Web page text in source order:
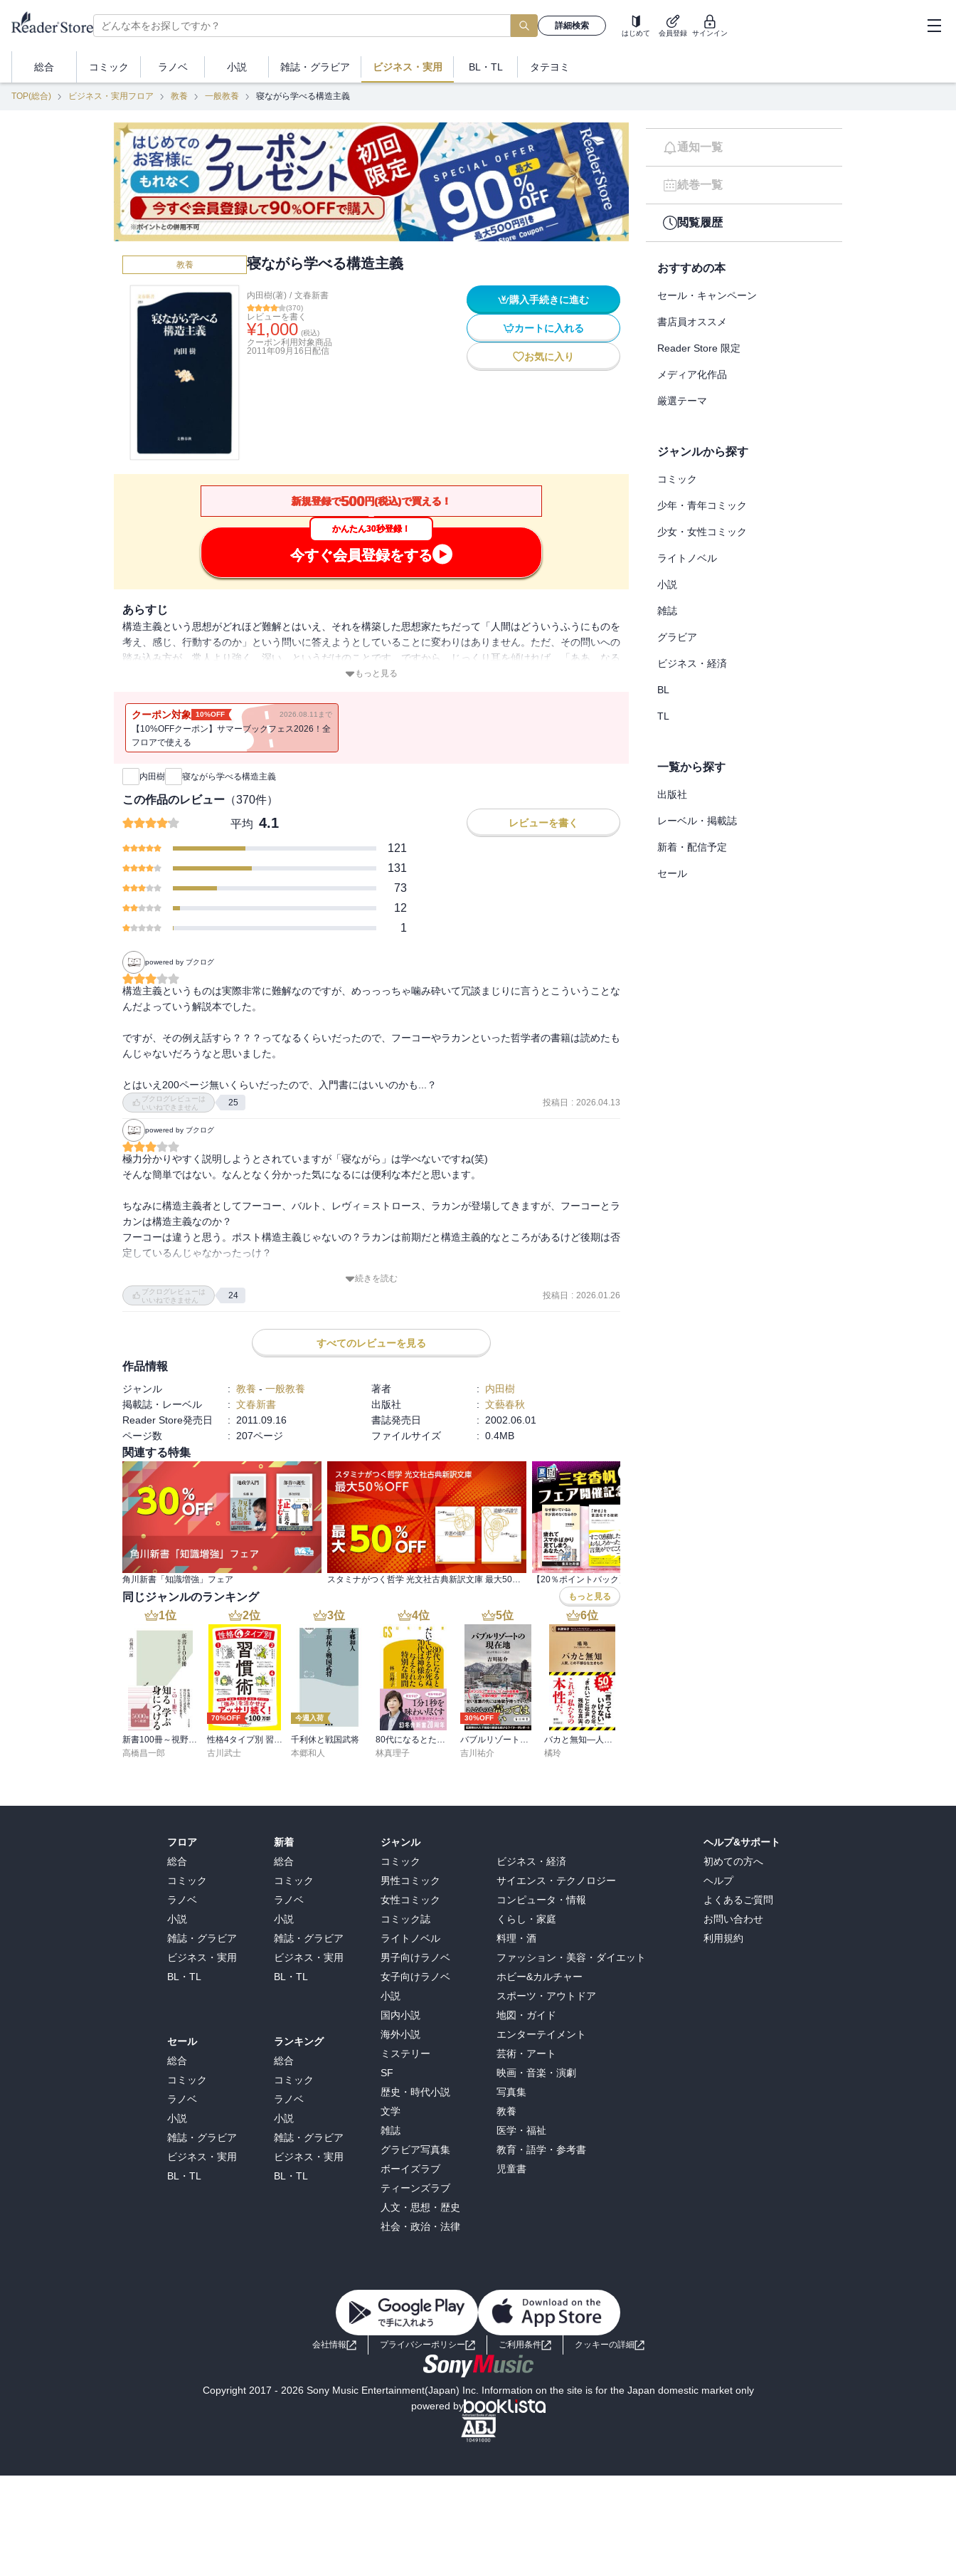
詳細検索
はじめて 会員登録 サインイン
総合 コミック ラノベ 小説 雑誌・ グラビア ビジネス ・実用 BL・TL タテヨミ
TOP(総合) ビジネス・実用フロア 教養 一般教養 寝ながら学べる構造主義
教養 寝ながら学べる構造主義
内田樹(著) / 文春新書
(370)
レビューを書く
¥1,000 (税込)
クーポン利用対象商品
2011年09月16日 配信
購入手続きに進む
カートに入れる
お気に入り
新規登録で500円(税込)で買える！
かんたん30秒登録！
今すぐ会員登録をする
あらすじ
構造主義という思想がどれほど難解とはいえ、それを構築した思想家たちだって「人間はどういうふうにものを
考え、感じ、行動するのか」という問いに答えようとしていることに変わりはありません。ただ、その問いへの
踏み込み方が、常人より強く、深い、というだけのことです。ですから、じっくり耳を傾ければ、「ああ、なる
ほどなるほど、そういうことって、たしかにあるよね」と得心がゆくはずなのです。（「まえがき」より）
もっと見る
クーポン対象 10%OFF 2026.08.11まで
【10%OFFクーポン】サマーブックフェス2026！全
フロアで使える
新刊通知
内田樹 寝ながら学べる構造主義
この作品のレビュー （370件）
平均 4.1 レビューを書く
121
131
73
12
1
powered by ブクログ
構造主義というものは実際非常に難解なのですが、めっっっちゃ噛み砕いて冗談まじりに言うとこういうことな
んだよっていう解説本でした。
ですが、その例え話すら？？？ってなるくらいだったので、フーコーやラカンといった哲学者の書籍は読めたも
んじゃないだろうなと思いました。
とはいえ200ページ無いくらいだったので、入門書にはいいのかも...？
ブクログレビューは
いいねできません
25 投稿日 : 2026.04.13
powered by ブクログ
極力分かりやすく説明しようとされていますが「寝ながら」は学べないですね(笑)
そんな簡単ではない。なんとなく分かった気になるには便利な本だと思います。
ちなみに構造主義者としてフーコー、バルト、レヴィ＝ストロース、ラカンが登場してきますが、フーコーとラ
カンは構造主義なのか？
フーコーは違うと思う。ポスト構造主義じゃないの？ラカンは前期だと構造主義的なところがあるけど後期は否
定しているんじゃなかったっけ？
ちょっとこの本ではフーコーの部分が特に分かりにくかったし私自身ほとんど理解出来ていないので別の本で改
めて勉強しようと思います。
続きを読む
ブクログレビューは
いいねできません
24 投稿日 : 2026.01.26
すべてのレビューを見る
作品情報
ジャンル : 教養 - 一般教養 著者 :
内田樹
掲載誌・レーベル
: 文春新書 出版社 : 文藝春秋
Reader Store発売日
: 2011.09.16 書誌発売日 :
2002.06.01
ページ数
: 207ページ ファイルサイズ : 0.4MB
関連する特集
角川新書「知識増強」フェア スタミナがつく哲学 光文社古典新訳文庫 最大50％OFF
同じジャンルのランキング もっと見る
1位
新書100冊～視野を広げる読書～
高橋昌一郎
2位
70%OFF
性格4タイプ別 習慣術
古川武士
3位
今週入荷
千利休と戦国武将
本郷和人
4位
80代になるとたいていボケるか死ぬ。70代は神様から与えられた特別な時間
林真理子
5位
30%OFF
バブルリゾートの現在地 区分所有という迷宮
吉川祐介
6位
バカと無知―人間、この不都合な生きもの―（新潮新書）
橘玲
通知一覧
続巻一覧
閲覧履歴
おすすめの本
セール・キャンペーン
書店員オススメ
Reader Store 限定
メディア化作品
厳選テーマ
ジャンルから探す
コミック
少年・青年コミック
少女・女性コミック
ライトノベル
小説
雑誌
グラビア
ビジネス・経済
BL
TL
一覧から探す
出版社
レーベル・掲載誌
新着・配信予定
セール
フロア
総合
コミック
ラノベ
小説
雑誌・グラビア
ビジネス・実用
BL・TL
セール
総合
コミック
ラノベ
小説
雑誌・グラビア
ビジネス・実用
BL・TL
新着
総合
コミック
ラノベ
小説
雑誌・グラビア
ビジネス・実用
BL・TL
ランキング
総合
コミック
ラノベ
小説
雑誌・グラビア
ビジネス・実用
BL・TL
ジャンル
コミック
男性コミック
女性コミック
コミック誌
ライトノベル
男子向けラノベ
女子向けラノベ
小説
国内小説
海外小説
ミステリー
SF
歴史・時代小説
文学
雑誌
グラビア写真集
ボーイズラブ
ティーンズラブ
人文・思想・歴史
社会・政治・法律
ビジネス・経済
サイエンス・テクノロジー
コンピュータ・情報
くらし・家庭
料理・酒
ファッション・美容・ダイエット
ホビー&カルチャー
スポーツ・アウトドア
地図・ガイド
エンターテイメント
芸術・アート
映画・音楽・演劇
写真集
教養
医学・福祉
教育・語学・参考書
児童書
ヘルプ&サポート
初めての方へ
ヘルプ
よくあるご質問
お問い合わせ
利用規約
会社情報 プライバシーポリシー ご利用条件 クッキーの詳細
Copyright 2017 - 2026 Sony Music Entertainment(Japan) Inc. Information on the site is for the Japan domestic market only
powered by